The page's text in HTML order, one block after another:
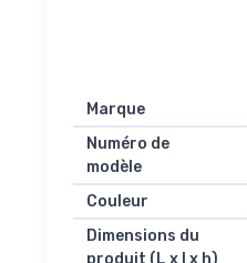
Marque
Numéro de
modèle
Couleur
Dimensions du
produit (L x l x h)